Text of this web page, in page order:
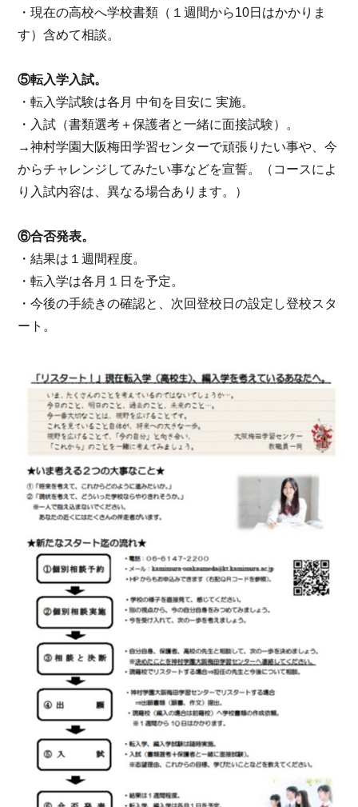
・現在の高校へ学校書類（１週間から10日はかかりま
す）含めて相談。
⑤転入学入試。
・転入学試験は各月 中旬を目安に 実施。
・入試（書類選考＋保護者と一緒に面接試験）。
→神村学園大阪梅田学習センターで頑張りたい事や、今
からチャレンジしてみたい事などを宣誓。（コースによ
り入試内容は、異なる場合あります。）
⑥合否発表。
・結果は１週間程度。
・転入学は各月１日を予定。
・今後の手続きの確認と、次回登校日の設定し登校スタ
ート。